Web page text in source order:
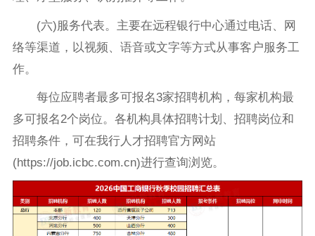
(六)服务代表。主要在远程银行中心通过电话、网
络等渠道，以视频、语音或文字等方式从事客户服务工
作。
每位应聘者最多可报名3家招聘机构，每家机构最
多可报名2个岗位。各机构具体招聘计划、招聘岗位和
招聘条件，可在我行人才招聘官方网站
(https://job.icbc.com.cn)进行查询浏览。